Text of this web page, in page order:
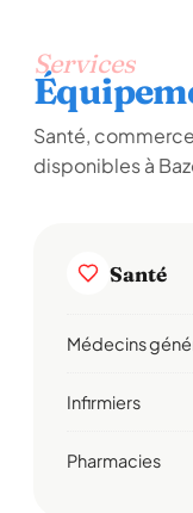
Services
Santé,
disponibles à
Santé
Médecins
Infirmiers
Pharmacies